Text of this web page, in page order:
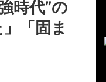
時代”の
「固ま